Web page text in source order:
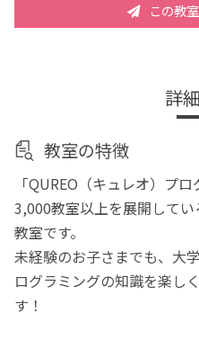
この教
詳
教室の特徴
「QUREO（キュレオ）プ
3,000教室以上を展開して
教室です。
未経験のお子さまでも、大
ログラミングの知識を楽し
す！